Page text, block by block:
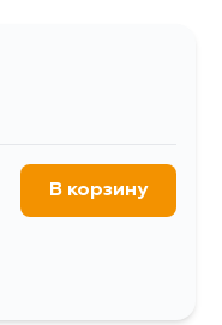
В корзину